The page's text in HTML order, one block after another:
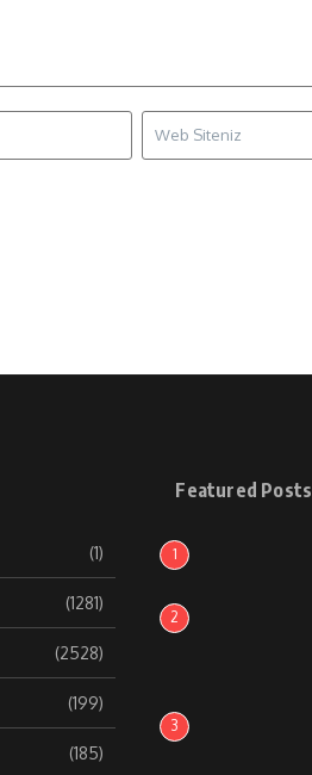
(1)
(1281)
(2528)
(199)
(185)
Featured Posts
1
2
3